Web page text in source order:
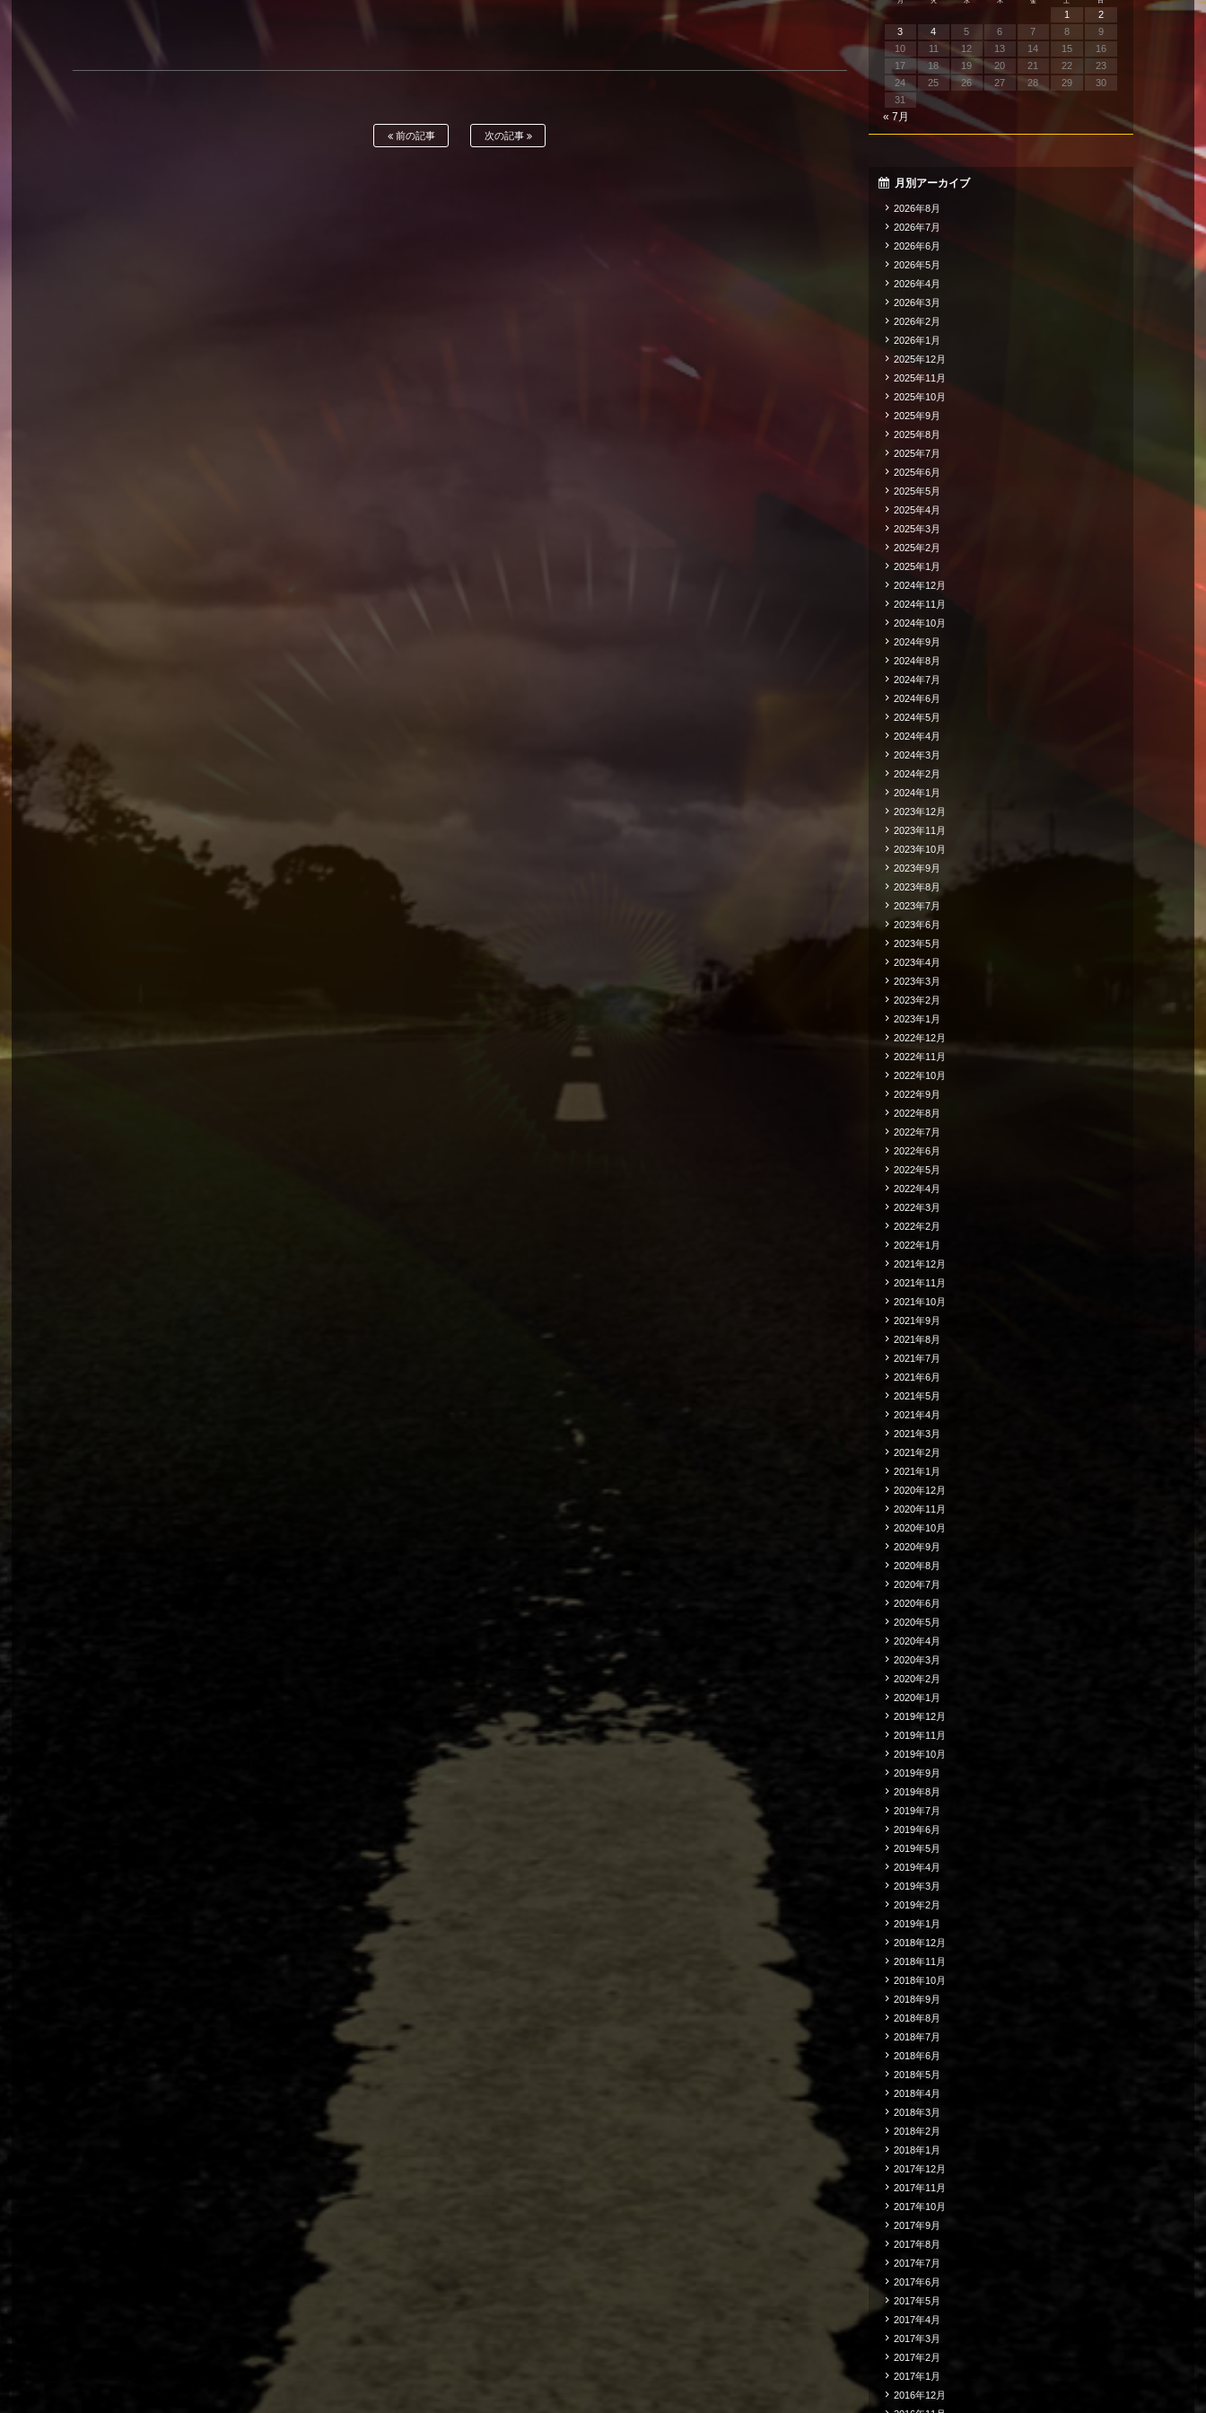
前の記事 次の記事
1
2
3
4 5 6 7 8
9
10
11 12 13 14 15
16
17
18 19 20 21 22
23
24
25 26 27 28 29
30
31
« 7月
月別アーカイブ
2026年8月
2026年7月
2026年6月
2026年5月
2026年4月
2026年3月
2026年2月
2026年1月
2025年12月
2025年11月
2025年10月
2025年9月
2025年8月
2025年7月
2025年6月
2025年5月
2025年4月
2025年3月
2025年2月
2025年1月
2024年12月
2024年11月
2024年10月
2024年9月
2024年8月
2024年7月
2024年6月
2024年5月
2024年4月
2024年3月
2024年2月
2024年1月
2023年12月
2023年11月
2023年10月
2023年9月
2023年8月
2023年7月
2023年6月
2023年5月
2023年4月
2023年3月
2023年2月
2023年1月
2022年12月
2022年11月
2022年10月
2022年9月
2022年8月
2022年7月
2022年6月
2022年5月
2022年4月
2022年3月
2022年2月
2022年1月
2021年12月
2021年11月
2021年10月
2021年9月
2021年8月
2021年7月
2021年6月
2021年5月
2021年4月
2021年3月
2021年2月
2021年1月
2020年12月
2020年11月
2020年10月
2020年9月
2020年8月
2020年7月
2020年6月
2020年5月
2020年4月
2020年3月
2020年2月
2020年1月
2019年12月
2019年11月
2019年10月
2019年9月
2019年8月
2019年7月
2019年6月
2019年5月
2019年4月
2019年3月
2019年2月
2019年1月
2018年12月
2018年11月
2018年10月
2018年9月
2018年8月
2018年7月
2018年6月
2018年5月
2018年4月
2018年3月
2018年2月
2018年1月
2017年12月
2017年11月
2017年10月
2017年9月
2017年8月
2017年7月
2017年6月
2017年5月
2017年4月
2017年3月
2017年2月
2017年1月
2016年12月